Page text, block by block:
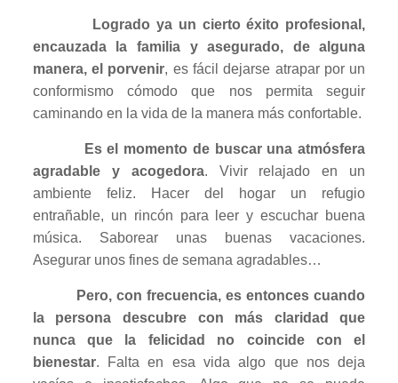
Logrado ya un cierto éxito profesional,
encauzada la familia y asegurado, de alguna
manera, el porvenir, es fácil dejarse atrapar por un
conformismo cómodo que nos permita seguir
caminando en la vida de la manera más confortable.
Es el momento de buscar una atmósfera
agradable y acogedora. Vivir relajado en un
ambiente feliz. Hacer del hogar un refugio
entrañable, un rincón para leer y escuchar buena
música. Saborear unas buenas vacaciones.
Asegurar unos fines de semana agradables…
Pero, con frecuencia, es entonces cuando
la persona descubre con más claridad que
nunca que la felicidad no coincide con el
bienestar. Falta en esa vida algo que nos deja